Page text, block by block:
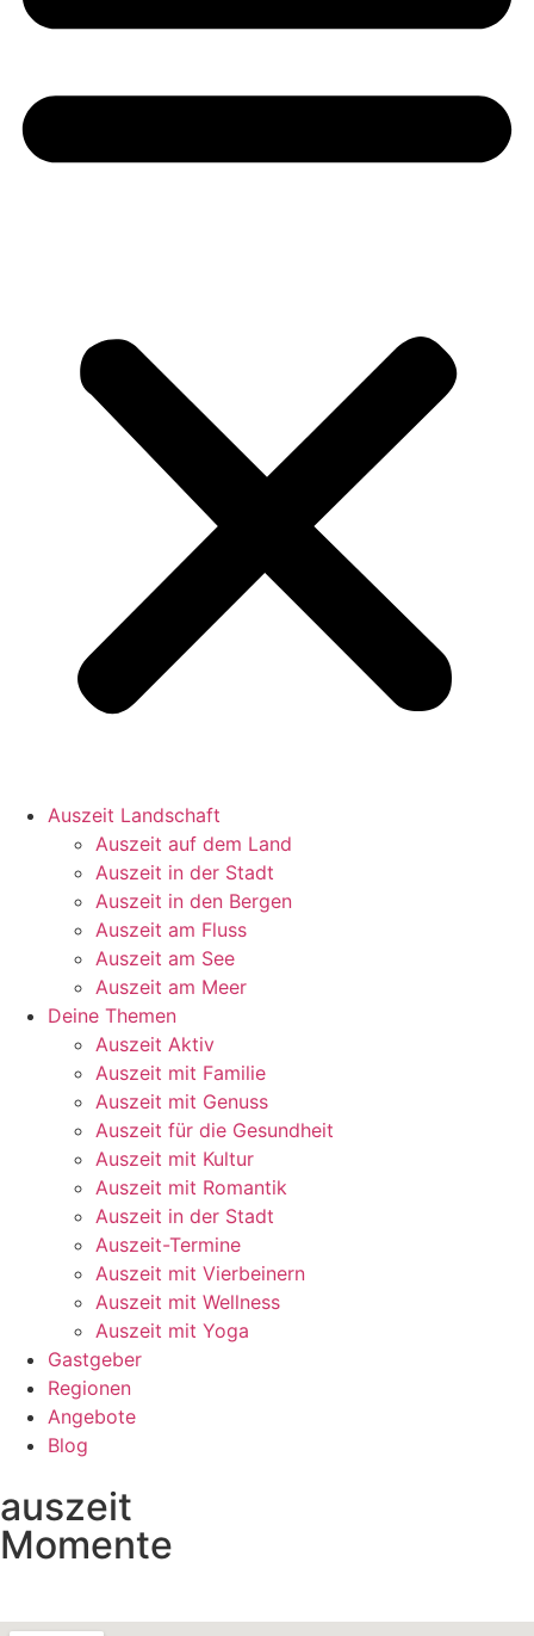
Auszeit Landschaft
Auszeit auf dem Land
Auszeit in der Stadt
Auszeit in den Bergen
Auszeit am Fluss
Auszeit am See
Auszeit am Meer
Deine Themen
Auszeit Aktiv
Auszeit mit Familie
Auszeit mit Genuss
Auszeit für die Gesundheit
Auszeit mit Kultur
Auszeit mit Romantik
Auszeit in der Stadt
Auszeit-Termine
Auszeit mit Vierbeinern
Auszeit mit Wellness
Auszeit mit Yoga
Gastgeber
Regionen
Angebote
Blog
auszeit
Momente